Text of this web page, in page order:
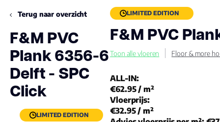
Terug naar overzicht
F&M PVC
Plank 6356-6
Delft - SPC
Click
LIMITED EDITION
LIMITED EDITION
F&M PVC
Toon alle vloeren Floor & more
ALL-IN:
€62.95/ m²
Vloerprijs:
€32.95/ m²